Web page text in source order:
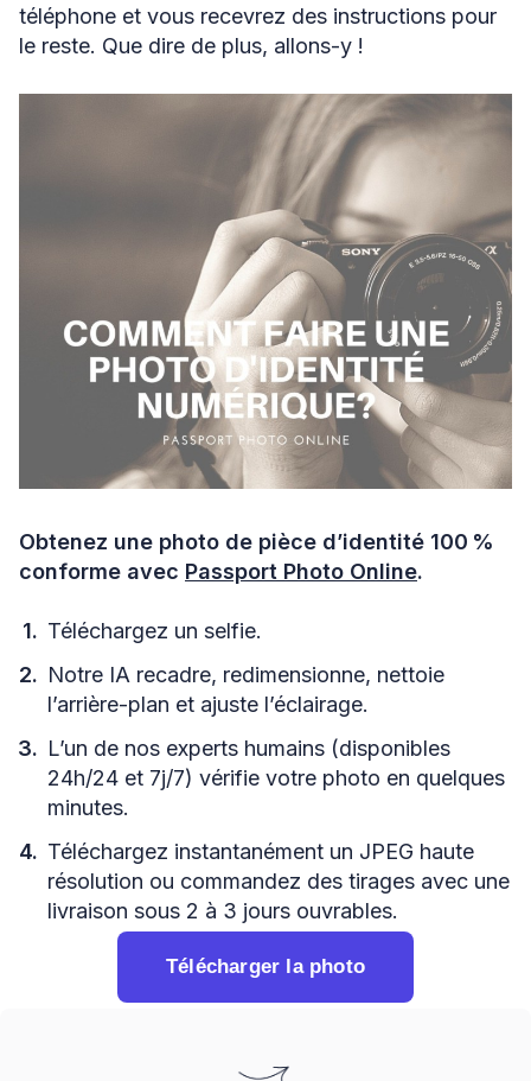
téléphone et vous recevrez des instructions pour
le reste. Que dire de plus, allons-y !
Obtenez une photo de pièce d’identité 100 %
conforme avec Passport Photo Online.
Téléchargez un selfie.
Notre IA recadre, redimensionne, nettoie
l’arrière-plan et ajuste l’éclairage.
L’un de nos experts humains (disponibles
24h/24 et 7j/7) vérifie votre photo en quelques
minutes.
Téléchargez instantanément un JPEG haute
résolution ou commandez des tirages avec une
livraison sous 2 à 3 jours ouvrables.
Télécharger la photo